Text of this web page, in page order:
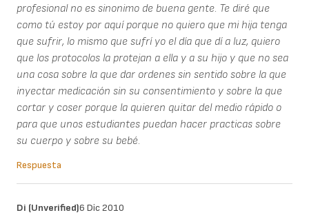
profesional no es sinonimo de buena gente. Te diré que
como tú estoy por aquí porque no quiero que mi hija tenga
que sufrir, lo mismo que sufrí yo el día que dí a luz, quiero
que los protocolos la protejan a ella y a su hijo y que no sea
una cosa sobre la que dar ordenes sin sentido sobre la que
inyectar medicación sin su consentimiento y sobre la que
cortar y coser porque la quieren quitar del medio rápido o
para que unos estudiantes puedan hacer practicas sobre
su cuerpo y sobre su bebé.
Respuesta
Di (unverified)6 Dic 2010